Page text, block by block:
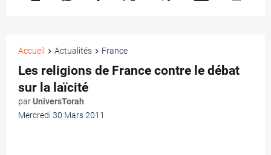
Accueil Actualités France
Les religions de France contre le débat
sur la laïcité
parUniversTorah
Mercredi 30 Mars 2011